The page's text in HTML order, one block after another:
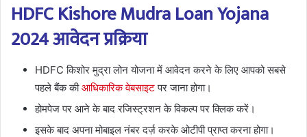
HDFC Kishore Mudra Loan Yojana
2024 आवेदन प्रक्रिया
HDFC किशोर मुद्रा लोन योजना में आवेदन करने के लिए आपको सबसे
पहले बैंक कीआधिकारिक वेबसाइटपर जाना होगा।
होमपेज पर आने के बाद रजिस्ट्रशन के विकल्प पर क्लिक करें।
इसके बाद अपना मोबाइल नंबर दर्ज़ करके ओटीपी प्राप्त करना होगा।